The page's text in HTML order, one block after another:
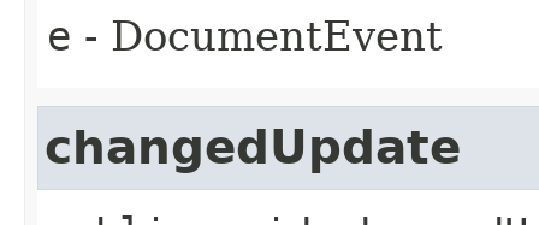
e - DocumentEvent
changedUpdate